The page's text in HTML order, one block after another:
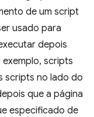
de um script
usado para
depois
scripts
scripts no lado do
que a página
especificado de